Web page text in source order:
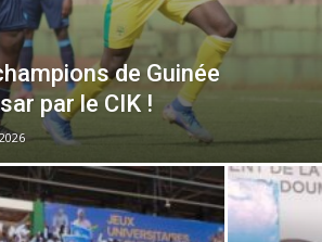
de Guinée
par le CIK !